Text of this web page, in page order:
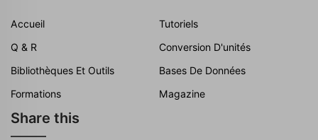
Accueil
Tutoriels
Q & R
Conversion D'unités
Bibliothèques Et Outils
Bases De Données
Formations
Magazine
Share this